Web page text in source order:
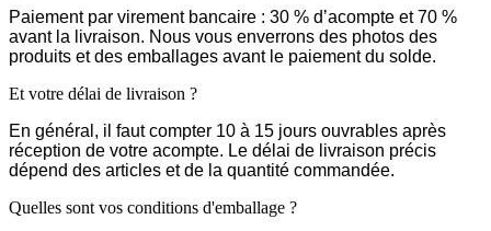
Paiement par virement bancaire : 30 % d’acompte et 70 %
avant la livraison. Nous vous enverrons des photos des
produits et des emballages avant le paiement du solde.
Et votre délai de livraison ?
En général, il faut compter 10 à 15 jours ouvrables après
réception de votre acompte. Le délai de livraison précis
dépend des articles et de la quantité commandée.
Quelles sont vos conditions d'emballage ?